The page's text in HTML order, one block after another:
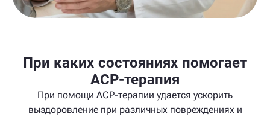
При каких состояниях помогает
ACP-терапия
При помощи ACP-терапии удается ускорить
выздоровление при различных повреждениях и